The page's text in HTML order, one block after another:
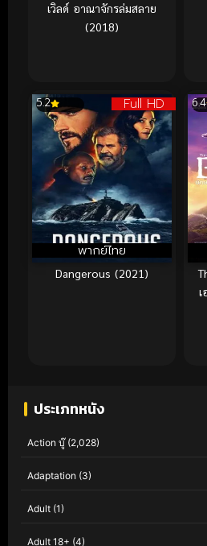
เวิลด์ อาณาจักรล่มสลาย
(2018)
Full HD
พากย์ไทย
5.2
Dangerous (2021)
6.4
ประเภทหนัง
Action บู๊(2,028)
Adaptation (3)
Adult (1)
Adult 18+ (4)